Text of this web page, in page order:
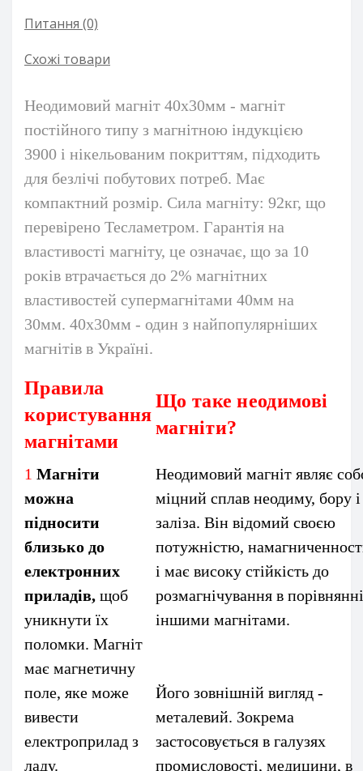
Питання (0)
Схожі товари
Неодимовий магніт 40х30мм - магніт
постійного типу з магнітною індукцією
3900 і нікельованим покриттям, підходить
для безлічі побутових потреб. Має
компактний розмір. Сила магніту: 92кг, що
перевірено Тесламетром. Гарантія на
властивості магніту, це означає, що за 10
років втрачається до 2% магнітних
властивостей супермагнітами 40мм на
30мм. 40х30мм - один з найпопулярніших
магнітів в Україні.
Правила
користування
магнітами
Що таке неодимові
магніти?
1 Магніти
можна
підносити
близько до
електронних
приладів, щоб
уникнути їх
поломки. Магніт
має магнетичну
поле, яке може
вивести
електроприлад з
ладу.
Неодимовий магніт являє
міцний сплав неодиму, бору і
заліза. Він відомий своєю
потужністю,
і має високу стійкість до
розмагнічування в
іншими магнітами.
Його зовнішній вигляд -
металевий. Зокрема
застосовується в галузях
промисловості, медицини, в